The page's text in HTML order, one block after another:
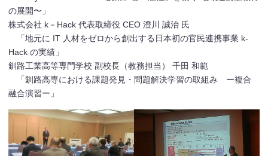
の展開〜」
株式会社 k－Hack 代表取締役 CEO 澄川 誠治 氏
「地元に IT 人材をゼロから創出する日本初の官民連携事業 k-
Hack の実績」
釧路工業高等専門学校 副校長（教務担当） 千田 和範
「釧路高専における課題発見・問題解決学習の取組み ー複合
融合演習ー」